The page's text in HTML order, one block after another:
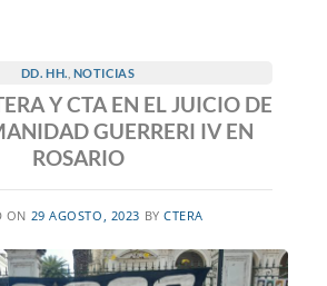
DD. HH. NOTICIAS
Y CTA EN EL JUICIO DE
GUERRERI IV EN
ROSARIO
ON 29 AGOSTO, 2023 BYCTERA